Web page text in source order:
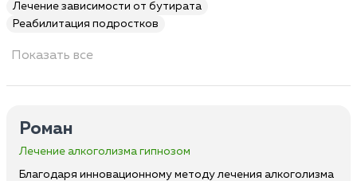
Лечение зависимости от бутирата
Реабилитация подростков
Показать все
Роман
Лечение алкоголизма гипнозом
Благодаря инновационному методу лечения алкоголизма